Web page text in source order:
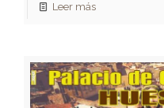
Leer más